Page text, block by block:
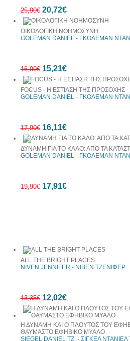
25,90€ 20,72€
ΟΙΚΟΛΟΓΙΚΗ ΝΟΗΜΟΣΥΝΗ
GOLEMAN DANIEL - ΓΚΟΛΕΜΑΝ
16,90€ 15,21€
FOCUS - Η ΕΣΤΙΑΣΗ ΤΗΣ ΠΡΟΣΟΧΗΣ
GOLEMAN DANIEL - ΓΚΟΛΕΜΑΝ
17,90€ 16,11€
ΔΥΝΑΜΗ ΓΙΑ ΤΟ ΚΑΛΟ: ΑΠΟ ΤΑ
GOLEMAN DANIEL - ΓΚΟΛΕΜΑΝ
19,90€ 17,91€
ALL THE BRIGHT PLACES
NIVEN JENNIFER - ΝΙΒΕΝ ΤΖΕΝΙΦΕΡ
13,35€ 12,02€
Η ΔΥΝΑΜΗ ΚΑΙ Ο ΠΛΟΥΤΟΣ ΤΟΥ
ΘΑΥΜΑΣΤΟ ΕΦΗΒΙΚΟ ΜΥΑΛΟ
SIEGEL DANIEL TZ. - ΣΙΓΚΕΛ ΝΤΑΝΙΕΛ